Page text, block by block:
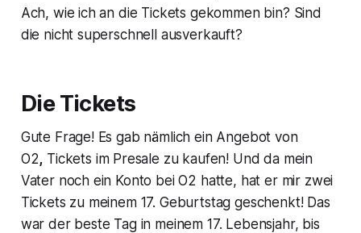
Ach, wie ich an die Tickets gekommen bin? Sind
die nicht superschnell ausverkauft?
Die Tickets
Gute Frage! Es gab nämlich ein Angebot von
O2, Tickets im Presale zu kaufen! Und da mein
Vater noch ein Konto bei O2 hatte, hat er mir zwei
Tickets zu meinem 17. Geburtstag geschenkt! Das
war der beste Tag in meinem 17. Lebensjahr, bis